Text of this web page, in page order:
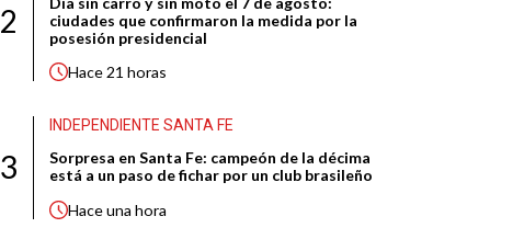
2
ciudades que confirmaron la medida por la
posesión presidencial
Hace21 horas
3
INDEPENDIENTE SANTA FE
Sorpresa en Santa Fe: campeón de la décima
está a un paso de fichar por un club brasileño
Haceuna hora